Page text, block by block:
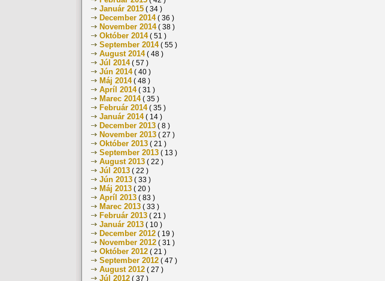
Január 2015 ( 34 )
December 2014( 36 )
November 2014( 38 )
Október 2014( 51 )
September 2014( 55 )
August 2014( 48 )
Júl 2014( 57 )
Jún 2014( 40 )
Máj 2014( 48 )
Apríl 2014( 31 )
Marec 2014( 35 )
Február 2014( 35 )
Január 2014( 14 )
December 2013 ( 8 )
November 2013 ( 27 )
Október 2013 ( 21 )
September 2013 ( 13 )
August 2013 ( 22 )
Júl 2013 ( 22 )
Jún 2013 ( 33 )
Máj 2013 ( 20 )
Apríl 2013 ( 83 )
Marec 2013 ( 33 )
Február 2013 ( 21 )
Január 2013 ( 10 )
December 2012 ( 19 )
November 2012 ( 31 )
Október 2012 ( 21 )
September 2012 ( 47 )
August 2012 ( 27 )
Júl 2012 ( 37 )